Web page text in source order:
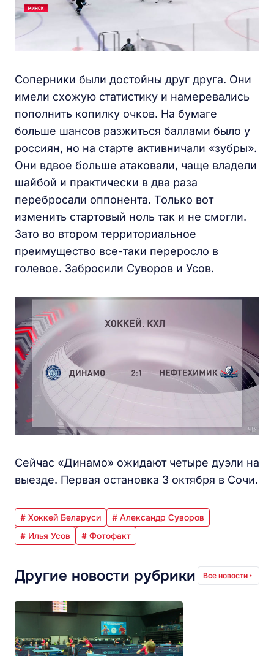
Соперники были достойны друг друга. Они
имели схожую статистику и намеревались
пополнить копилку очков. На бумаге
больше шансов разжиться баллами было у
россиян, но на старте активничали «зубры».
Они вдвое больше атаковали, чаще владели
шайбой и практически в два раза
перебросали оппонента. Только вот
изменить стартовый ноль так и не смогли.
Зато во втором территориальное
преимущество все-таки переросло в
голевое. Забросили Суворов и Усов.
Сейчас «Динамо» ожидают четыре дуэли на
выезде. Первая остановка 3 октября в Сочи.
# Хоккей Беларуси
# Александр Суворов
# Илья Усов
# Фотофакт
Другие новости рубрики Все новости